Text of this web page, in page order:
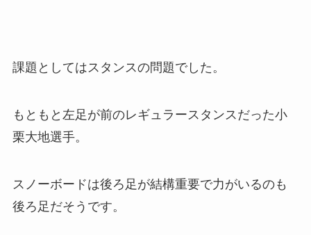
課題としてはスタンスの問題でした。
もともと左足が前のレギュラースタンスだった小
栗大地選手。
スノーボードは後ろ足が結構重要で力がいるのも
後ろ足だそうです。